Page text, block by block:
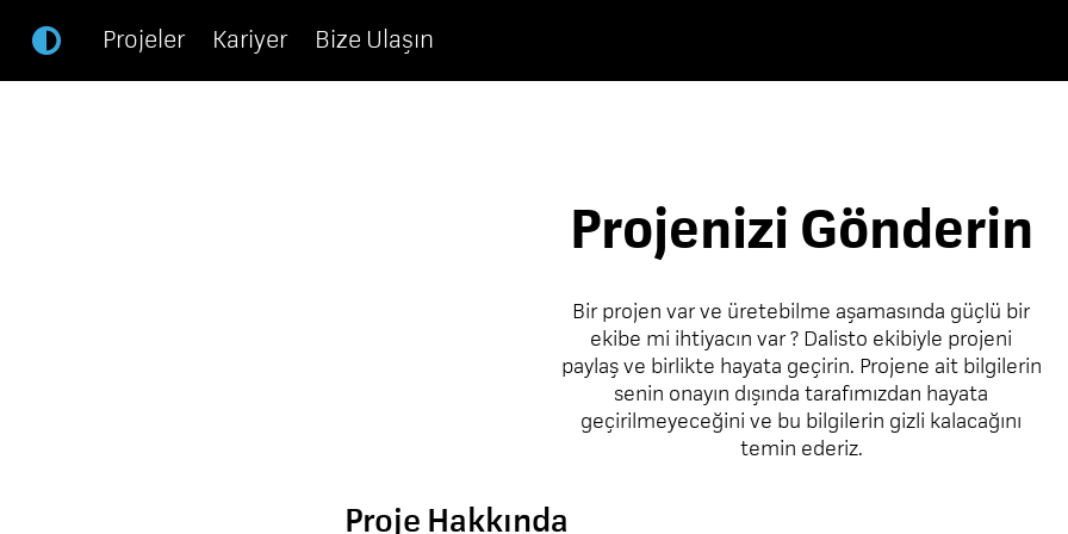
Projeler Kariyer Bize Ulaşın
Projenizi Gönderin
Bir projen var ve üretebilme aşamasında güçlü bir
ekibe mi ihtiyacın var ? Dalisto ekibiyle projeni
paylaş ve birlikte hayata geçirin. Projene ait bilgilerin
senin onayın dışında tarafımızdan hayata
geçirilmeyeceğini ve bu bilgilerin gizli kalacağını
temin ederiz.
Proje Hakkında